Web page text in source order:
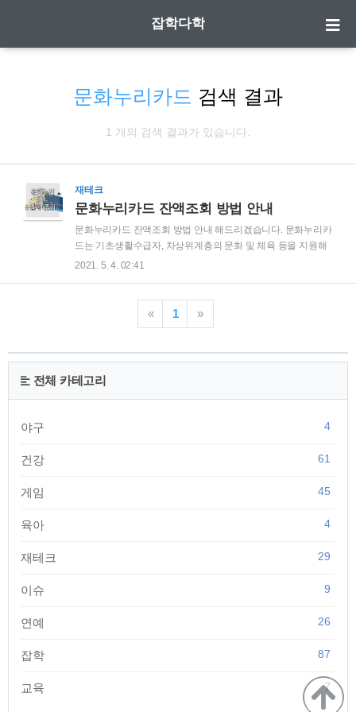
잡학다학
문화누리카드 검색 결과
1 개의 검색 결과가 있습니다.
재테크
문화누리카드 잔액조회 방법 안내
문화누리카드 잔액조회 방법 안내 해드리겠습니다. 문화누리카
드는 기초생활수급자, 차상위계층의 문화 및 체육 등을 지원해
문화생활 격차를 줄여 삶의 질을 향상시키기 위해 지원되는 카
신청하신 분들에게 먼저 지급되니 예산 소진전에 신청하시는
것이 좋습니다. | 문화누리카드 지원 대상 앞서 이야기 했듯이
해당된다면 지원 가능합니다. - 기초생활수급자 : 의료, 주거, 생
계, 교육급여 수급자, 조건부 수급자, 보장시설 수급자 - 차상위
계층(15년 이전 출생자) : 차상위자활근로자, 장애아동수당 수
2021. 5. 4. 02:41
« 1 »
전체 카테고리
야구 4
건강 61
게임 45
육아 4
재테크 29
이슈 9
연예 26
잡학 87
교육 7